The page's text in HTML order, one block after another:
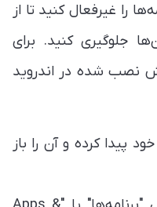
را غیرفعال کنید تا از
جلوگیری کنید. برای
نصب شده در اندروید
پیدا کرده و آن را باز